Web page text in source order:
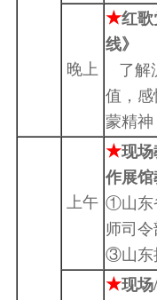
晚上
★红歌
线》
了解
值，
蒙精神
上午
★现场
作展馆
①山东
师司令
③山东
★现场